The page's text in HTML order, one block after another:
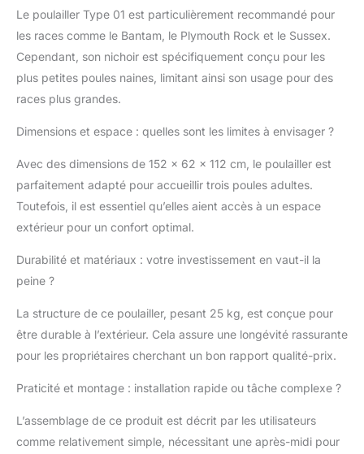
sécurisé : équipé d'une
clôture en treillis
métallique robuste
pour éloigner les
prédateurs, protégeant
dispose de plusieurs
portes pour un accès
facile au nettoyage, à la
collecte des œufs et
pour répondre aux
besoins de vos poules
et lumière : conçu avec
maintenir un flux d'air
optimal et une lumière
naturelle, favorisant
une atmosphère
l'intérieur. Conception
surélevés offrent une
protection contre
Le poulailler Type 01 est particulièrement recommandé pour
les races comme le Bantam, le Plymouth Rock et le Sussex.
Cependant, son nichoir est spécifiquement conçu pour les
plus petites poules naines, limitant ainsi son usage pour des
races plus grandes.
Dimensions et espace : quelles sont les limites à envisager ?
Avec des dimensions de 152 x 62 x 112 cm, le poulailler est
parfaitement adapté pour accueillir trois poules adultes.
Toutefois, il est essentiel qu’elles aient accès à un espace
extérieur pour un confort optimal.
Durabilité et matériaux : votre investissement en vaut-il la
peine ?
La structure de ce poulailler, pesant 25 kg, est conçue pour
être durable à l’extérieur. Cela assure une longévité rassurante
pour les propriétaires cherchant un bon rapport qualité-prix.
Praticité et montage : installation rapide ou tâche complexe ?
L’assemblage de ce produit est décrit par les utilisateurs
comme relativement simple, nécessitant une après-midi pour